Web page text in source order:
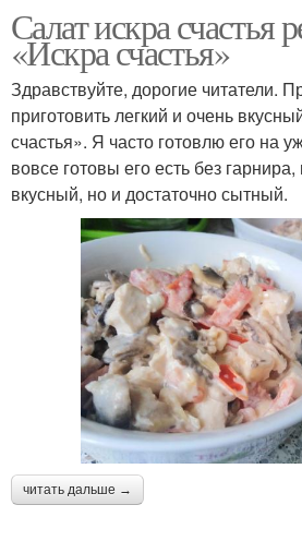
Салат искра счастья
«Искра счастья»
Здравствуйте, дорогие читатели.
приготовить легкий и очень
счастья». Я часто готовлю его на
вовсе готовы его есть без
вкусный, но и достаточно сытный.
читать дальше →